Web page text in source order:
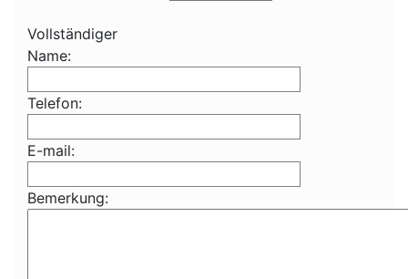
Vollständiger
Name:
Telefon:
E-mail:
Bemerkung: